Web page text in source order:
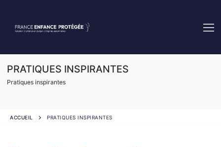
contenu
PRATIQUES INSPIRANTES
Pratiques inspirantes
ACCUEIL PRATIQUES INSPIRANTES